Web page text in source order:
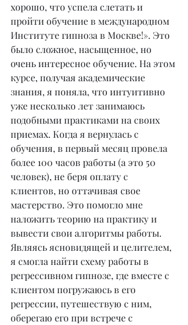
хорошо, что успела слетать и
пройти обучение в международном
Институте гипноза в Москве!». Это
было сложное, насыщенное, но
очень интересное обучение. На этом
курсе, получая академические
знания, я поняла, что интуитивно
уже несколько лет занимаюсь
подобными практиками на своих
приемах. Когда я вернулась с
обучения, в первый месяц провела
более 100 часов работы (а это 50
человек), не беря оплату с
клиентов, но оттачивая свое
мастерство. Это помогло мне
наложить теорию на практику и
вывести свои алгоритмы работы.
Являясь ясновидящей и целителем,
я смогла найти схему работы в
регрессивном гипнозе, где вместе с
клиентом погружаюсь в его
регрессии, путешествую с ним,
оберегаю его при встрече с